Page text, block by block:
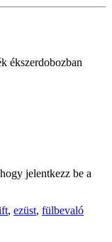
ékszerdobozban
jelentkezz be a
, ezüst, fülbevaló